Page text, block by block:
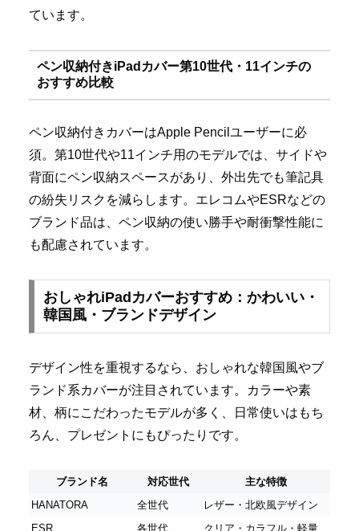
ています。
ペン収納付きiPadカバー第10世代・11インチの
おすすめ比較
ペン収納付きカバーはApple Pencilユーザーに必
須。第10世代や11インチ用のモデルでは、サイドや
背面にペン収納スペースがあり、外出先でも筆記具
の紛失リスクを減らします。エレコムやESRなどの
ブランド品は、ペン収納の使い勝手や耐衝撃性能に
も配慮されています。
おしゃれiPadカバーおすすめ：かわいい・
韓国風・ブランドデザイン
デザイン性を重視するなら、おしゃれな韓国風やブ
ランド系カバーが注目されています。カラーや素
材、柄にこだわったモデルが多く、日常使いはもち
ろん、プレゼントにもぴったりです。
ブランド名 対応世代
主な特徴
HANATORA
全世代
レザー・北欧風デザイン
ESR
各世代 クリア・カラフル・軽量